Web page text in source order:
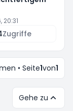
20:31
Zugriffe
• Seite1von1
Gehe zu